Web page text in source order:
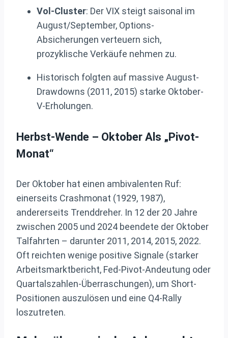
Vol-Cluster: Der VIX steigt saisonal im
August/September, Options-
Absicherungen verteuern sich,
prozyklische Verkäufe nehmen zu.
Historisch folgten auf massive August-
Drawdowns (2011, 2015) starke Oktober-
V-Erholungen.
Herbst-Wende – Oktober Als „Pivot-
Monat“
Der Oktober hat einen ambivalenten Ruf:
einerseits Crashmonat (1929, 1987),
andererseits Trenddreher. In 12 der 20 Jahre
zwischen 2005 und 2024 beendete der Oktober
Talfahrten – darunter 2011, 2014, 2015, 2022.
Oft reichten wenige positive Signale (starker
Arbeitsmarktbericht, Fed-Pivot-Andeutung oder
Quartalszahlen-Überraschungen), um Short-
Positionen auszulösen und eine Q4-Rally
loszutreten.